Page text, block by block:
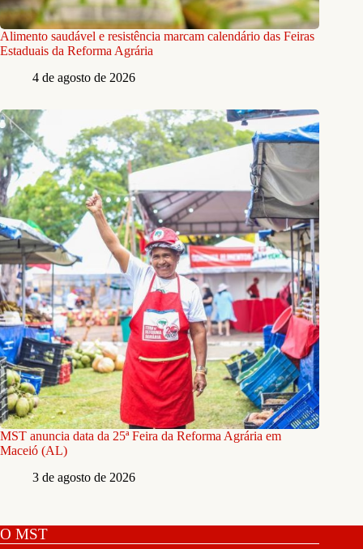
Alimento saudável e resistência marcam calendário das Feiras
Estaduais da Reforma Agrária
4 de agosto de 2026
MST anuncia data da 25ª Feira da Reforma Agrária em
Maceió (AL)
3 de agosto de 2026
O MST